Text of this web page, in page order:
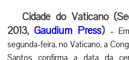
Cidade do Vaticano
2013,Gaudium Press) –
segunda-feira, no Vaticano, a
Santos confirma a data da